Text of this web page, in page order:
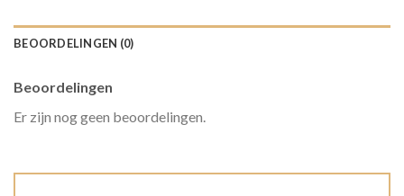
BEOORDELINGEN (0)
Beoordelingen
Er zijn nog geen beoordelingen.